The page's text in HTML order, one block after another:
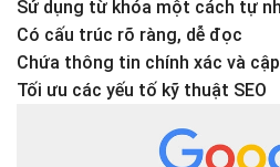
Sử dụng từ khóa một cách tự
Có cấu trúc rõ ràng, dễ đọc
Chứa thông tin chính xác và
Tối ưu các yếu tố kỹ thuật SEO